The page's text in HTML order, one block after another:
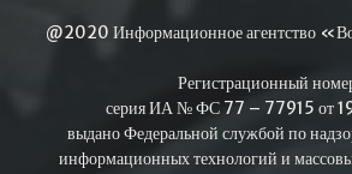
@2020 Информационное агентство
Регистрационный
серия ИА № ФС 77 – 77915 от
выдано Федеральной службой по
информационных технологий и